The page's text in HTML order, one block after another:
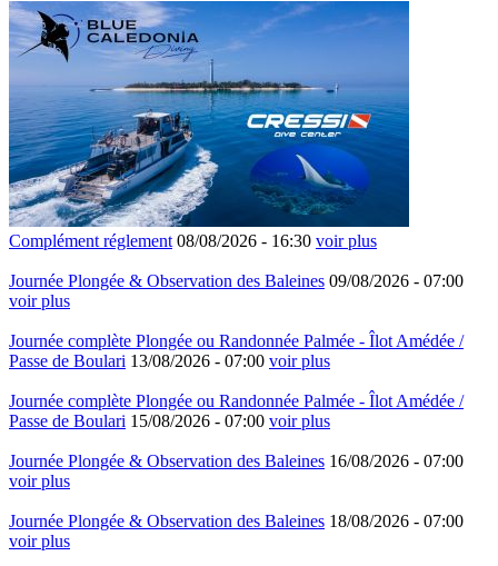
Complément réglement 08/08/2026 - 16:30 voir plus
Journée Plongée & Observation des Baleines 09/08/2026 - 07:00
voir plus
Journée complète Plongée ou Randonnée Palmée - Îlot Amédée /
Passe de Boulari 13/08/2026 - 07:00 voir plus
Journée complète Plongée ou Randonnée Palmée - Îlot Amédée /
Passe de Boulari 15/08/2026 - 07:00 voir plus
Journée Plongée & Observation des Baleines 16/08/2026 - 07:00
voir plus
Journée Plongée & Observation des Baleines 18/08/2026 - 07:00
voir plus